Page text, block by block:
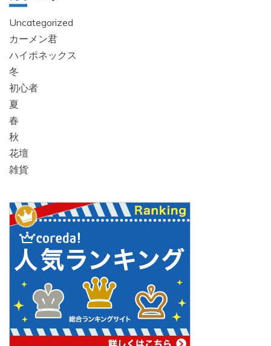
Uncategorized
カーメン君
ハイポネックス
冬
初心者
夏
春
秋
花壇
雑貨